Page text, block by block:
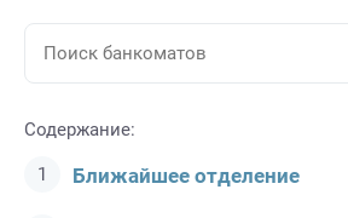
Содержание:
Ближайшее отделение